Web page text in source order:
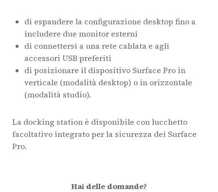
di espandere la configurazione desktop fino a
includere due monitor esterni
di connettersi a una rete cablata e agli
accessori USB preferiti
di posizionare il dispositivo Surface Pro in
verticale (modalità desktop) o in orizzontale
(modalità studio).
La docking station è disponibile con lucchetto
facoltativo integrato per la sicurezza dei Surface
Pro.
Hai delle domande?